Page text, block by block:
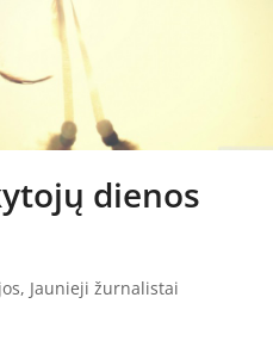
dienos
, Jaunieji žurnalistai